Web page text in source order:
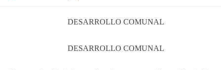
DESARROLLO COMUNAL
DESARROLLO COMUNAL